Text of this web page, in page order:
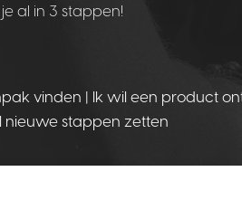
al in 3 stappen!
vinden | Ik wil een product
nieuwe stappen zetten